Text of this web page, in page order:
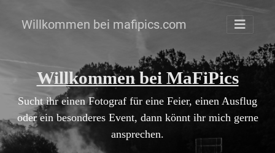
Willkommen bei mafipics.com
Willkommen bei MaFiPics
Sucht ihr einen Fotograf für eine Feier, einen Ausflug
oder ein besonderes Event, dann könnt ihr mich gerne
ansprechen.